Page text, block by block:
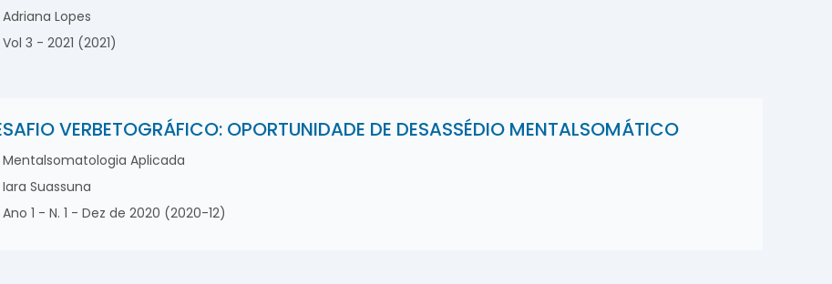
Adriana Lopes
Vol 3 - 2021 (2021)
VERBETOGRÁFICO: OPORTUNIDADE DE DESASSÉDIO MENTALSOMÁTICO
Mentalsomatologia Aplicada
Iara Suassuna
Ano 1 - N. 1 - Dez de 2020 (2020-12)